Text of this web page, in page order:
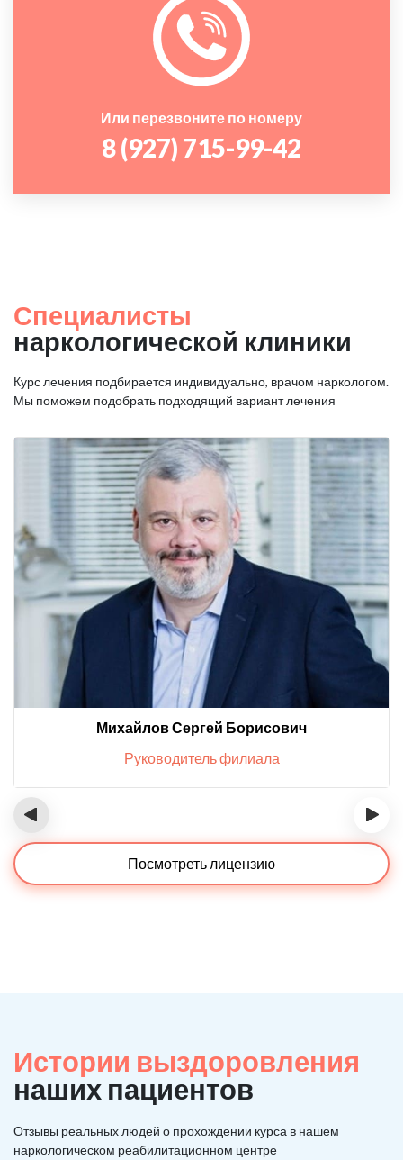
Или перезвоните по номеру
8 (927) 715-99-42
Специалисты
наркологической клиники
Курс лечения подбирается индивидуально, врачом наркологом.
Мы поможем подобрать подходящий вариант лечения
Михайлов Сергей Борисович
Руководитель филиала
‹ ›
Посмотреть лицензию
Истории выздоровления
наших пациентов
Отзывы реальных людей о прохождении курса в нашем
наркологическом реабилитационном центре